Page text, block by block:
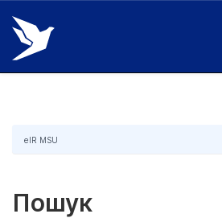
Skip
navigation
eIR MSU
Пошук